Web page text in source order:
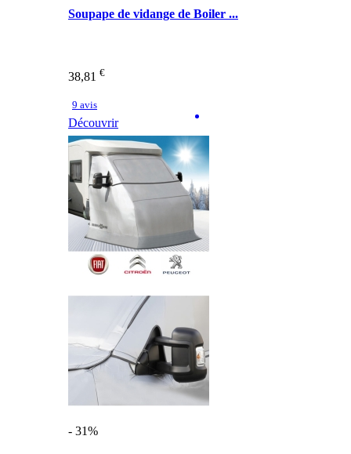
Soupape de vidange de Boiler ...
38,81 €
9 avis
Découvrir
- 31%